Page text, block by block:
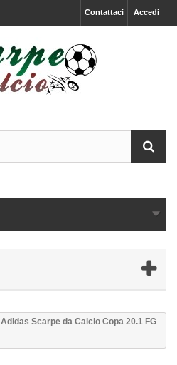
Accedi
Contattaci
Adidas Scarpe da Calcio Copa 20.1 FG